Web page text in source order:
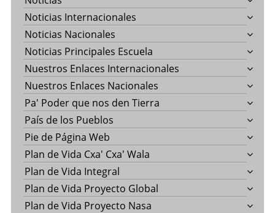
Noticias Internacionales
Noticias Nacionales
Noticias Principales Escuela
Nuestros Enlaces Internacionales
Nuestros Enlaces Nacionales
Pa' Poder que nos den Tierra
País de los Pueblos
Pie de Página Web
Plan de Vida Cxa' Cxa' Wala
Plan de Vida Integral
Plan de Vida Proyecto Global
Plan de Vida Proyecto Nasa